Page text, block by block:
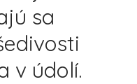
sa
v údolí.